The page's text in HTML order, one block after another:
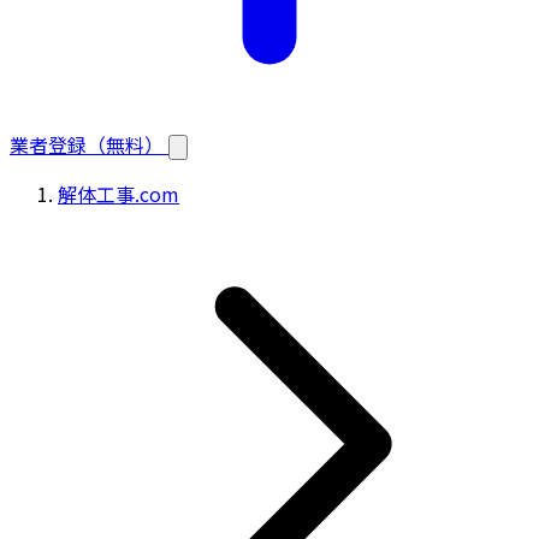
業者登録（無料）
解体工事.com